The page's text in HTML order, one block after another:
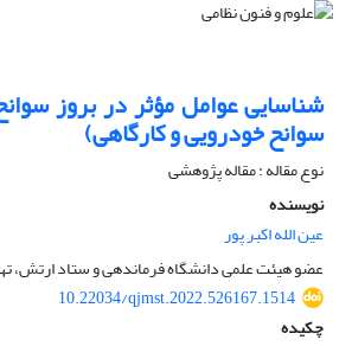
شناسایی عوامل مؤثر در بروز
سوانح خودرویی و کارگاهی)
نوع مقاله : مقاله پژوهشی
نویسنده
عین الله اکبر پور
عضو هیئت علمی دانشگاه فرماندهی و ستاد ارتش،
10.22034/qjmst.2022.526167.1514
چکیده